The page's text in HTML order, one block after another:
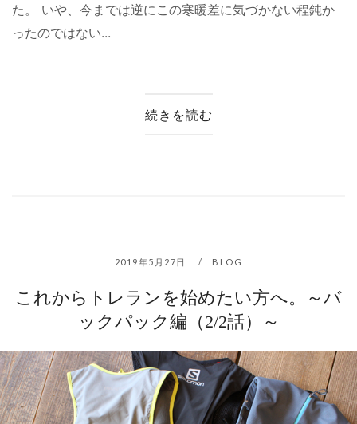
た。 いや、今までは逆にこの寒暖差に気づかない程鈍か
ったのではない...
続きを読む
2019年5月27日 BLOG
これからトレランを始めたい方へ。～バ
ックパック編（2/2話）～